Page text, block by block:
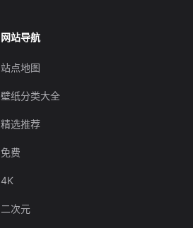
网站导航
站点地图
壁纸分类大全
精选推荐
免费
4K
二次元